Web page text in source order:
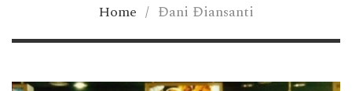
Home / Đani Điansanti